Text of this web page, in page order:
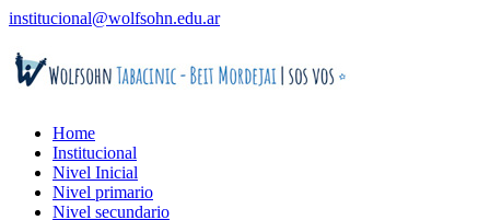
institucional@wolfsohn.edu.ar
Home
Institucional
Nivel Inicial
Nivel primario
Nivel secundario